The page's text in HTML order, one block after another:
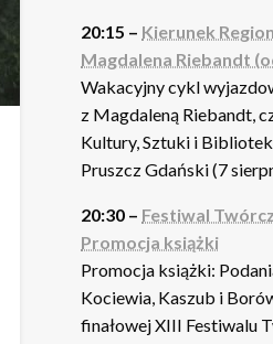
20:15 – Kierunek
Magdalena Riebandt
Wakacyjny cykl
z Magdaleną Riebandt,
Kultury, Sztuki i
Pruszcz Gdański (7
20:30 – Festiwal
Promocja książki
Promocja książki:
Kociewia, Kaszub i
finałowej XIII Festiwalu